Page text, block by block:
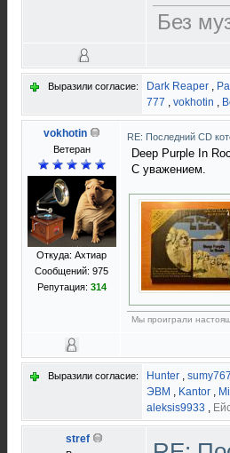
Без
Выразили согласие: Dark Reaper ,
777 , vokhotin ,
vokhotin
Ветеран
Откуда: Ахтиар
Сообщений: 975
Репутация: 314
RE: Последний CD
Deep Purple In
С уважением.
Мы проиграли
Выразили согласие: Hunter ,
ЭВМ , Kantor ,
aleksis9933 ,
stref